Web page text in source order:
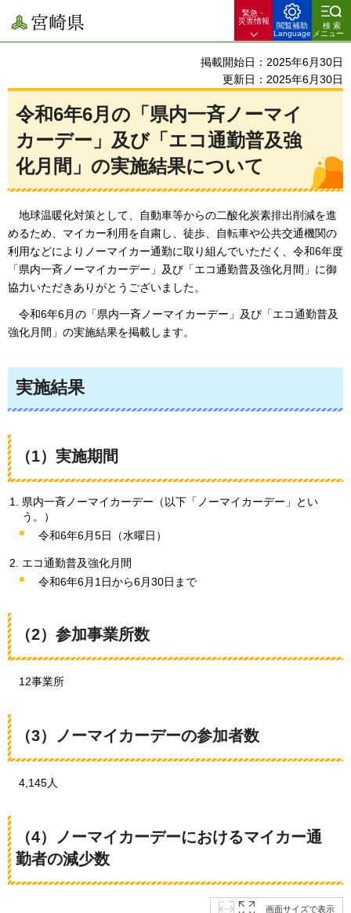
宮崎県
緊急・
災害情報
閲覧補助
Language
検索
メニュー
掲載開始日：2025年6月30日
更新日：2025年6月30日
令和6年6月の「県内一斉ノーマイ
カーデー」及び「エコ通勤普及強
化月間」の実施結果について
地球温暖化対策として、自動車等からの二酸化炭素排出削減を進
めるため、マイカー利用を自粛し、徒歩、自転車や公共交通機関の
利用などによりノーマイカー通勤に取り組んでいただく、令和6年度
「県内一斉ノーマイカーデー」及び「エコ通勤普及強化月間」に御
協力いただきありがとうございました。
令和6年6月の「県内一斉ノーマイカーデー」及び「エコ通勤普及
強化月間」 の実施結果を掲載します。
実施結果
（1）実施期間
県内一斉ノーマイカーデー（以下「ノーマイカーデー」とい
う。）
令和6年6月5日（水曜日）
エコ通勤普及強化月間
令和6年6月1日から6月30日まで
（2）参加事業所数
12事業所
（3）ノーマイカーデーの参加者数
4,145人
（4）ノーマイカーデーにおけるマイカー通
勤者の減少数
画面サイズで表示